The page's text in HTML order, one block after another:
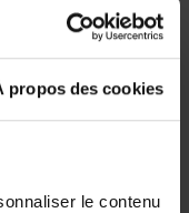
propos des cookies
le contenu